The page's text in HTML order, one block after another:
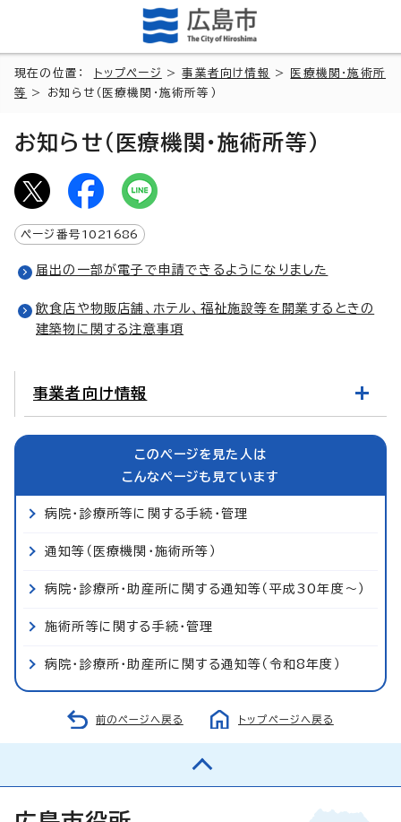
現在の位置： トップページ >事業者向け情報 >
医療機関・施術所
等
> お知らせ（医療機関・施術所等）
お知らせ（医療機関・施術所等）
ページ番号 1021686
届出の一部が電子で申請できるようになりました
飲食店や物販店舗、ホテル、福祉施設等を開業するときの
建築物に関する注意事項
事業者向け情報
このページを見た人は
こんなページも見ています
病院・診療所等に関する手続・管理
通知等（医療機関・施術所等）
病院・診療所・助産所に関する通知等（平成30年度～）
施術所等に関する手続・管理
病院・診療所・助産所に関する通知等（令和8年度）
前のページへ戻る トップページへ戻る